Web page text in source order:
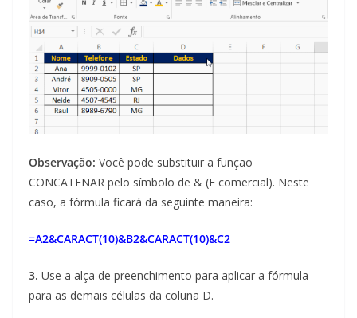
Observação: Você pode substituir a função
CONCATENAR pelo símbolo de & (E comercial). Neste
caso, a fórmula ficará da seguinte maneira:
=A2&CARACT(10)&B2&CARACT(10)&C2
3. Use a alça de preenchimento para aplicar a fórmula
para as demais células da coluna D.